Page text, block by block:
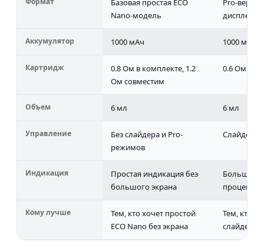
Nano-модель
дисплеем
Аккумулятор 1000 мАч 1000 мАч
Картридж
0.8 Ом в комплекте, 1.2
Ом совместим
0.6 Ом
Объем 6 мл 6 мл
Управление
Без слайдера и Pro-
режимов
Слайдер
Индикация
Простая индикация без
большого экрана
Большой
процентах
Кому лучше
Тем, кто хочет простой
ECO Nano без экрана
Тем, кто
слайдер и